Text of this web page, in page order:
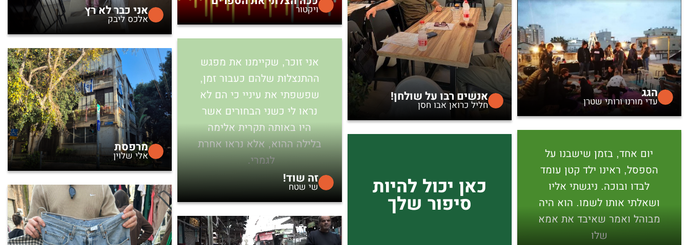
הגג
עדי מורנו ורותי שטרן
יום אחד, בזמן שישבנו על
הספסל, ראינו ילד קטן עומד
לבדו ובוכה. ניגשתי אליו
ושאלתי אותו לשמו. הוא היה
מבוהל ואמר שאיבד את אמא
שלו
אנשים רבו על שולחן!
חליל כרואן אבו חסן
כאן יכול להיות
סיפור שלך
ויקטור
אני זוכר, שקיימנו את מפגש
ההתנצלות שלהם כעבור זמן,
שפשפתי את עיניי כי הם לא
נראו לי כשני הבחורים אשר
היו באותה תקרית אלימה
בלילה ההוא, אלא נראו אחרת
לגמרי.
זה שוד!
שי שטח
אני כבר לא רץ
אלכס ליבק
מרפסת
אלי שלוין